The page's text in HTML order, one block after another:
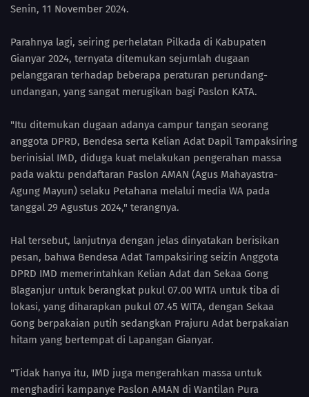
Senin, 11 November 2024.
Parahnya lagi, seiring perhelatan Pilkada di Kabupaten
Gianyar 2024, ternyata ditemukan sejumlah dugaan
pelanggaran terhadap beberapa peraturan perundang-
undangan, yang sangat merugikan bagi Paslon KATA.
"Itu ditemukan dugaan adanya campur tangan seorang
anggota DPRD, Bendesa serta Kelian Adat Dapil Tampaksiring
berinisial IMD, diduga kuat melakukan pengerahan massa
pada waktu pendaftaran Paslon AMAN (Agus Mahayastra-
Agung Mayun) selaku Petahana melalui media WA pada
tanggal 29 Agustus 2024," terangnya.
Hal tersebut, lanjutnya dengan jelas dinyatakan berisikan
pesan, bahwa Bendesa Adat Tampaksiring seizin Anggota
DPRD IMD memerintahkan Kelian Adat dan Sekaa Gong
Blaganjur untuk berangkat pukul 07.00 WITA untuk tiba di
lokasi, yang diharapkan pukul 07.45 WITA, dengan Sekaa
Gong berpakaian putih sedangkan Prajuru Adat berpakaian
hitam yang bertempat di Lapangan Gianyar.
"Tidak hanya itu, IMD juga mengerahkan massa untuk
menghadiri kampanye Paslon AMAN di Wantilan Pura